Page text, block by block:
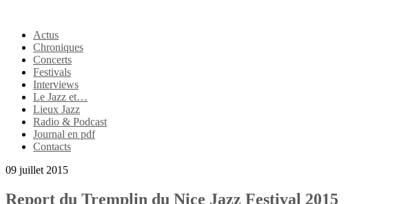
Actus
Chroniques
Concerts
Festivals
Interviews
Le Jazz et…
Lieux Jazz
Radio & Podcast
Journal en pdf
Contacts
09 juillet 2015
Report du Tremplin du Nice Jazz Festival 2015